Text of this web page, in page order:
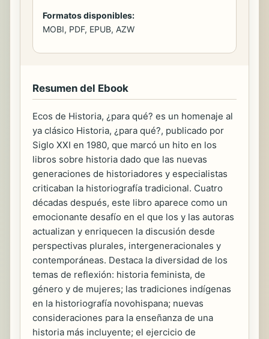
Formatos disponibles:
MOBI, PDF, EPUB, AZW
Resumen del Ebook
Ecos de Historia, ¿para qué? es un homenaje al
ya clásico Historia, ¿para qué?, publicado por
Siglo XXI en 1980, que marcó un hito en los
libros sobre historia dado que las nuevas
generaciones de historiadores y especialistas
criticaban la historiografía tradicional. Cuatro
décadas después, este libro aparece como un
emocionante desafío en el que los y las autoras
actualizan y enriquecen la discusión desde
perspectivas plurales, intergeneracionales y
contemporáneas. Destaca la diversidad de los
temas de reflexión: historia feminista, de
género y de mujeres; las tradiciones indígenas
en la historiografía novohispana; nuevas
consideraciones para la enseñanza de una
historia más incluyente; el ejercicio de